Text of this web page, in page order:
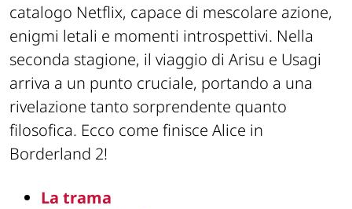
catalogo Netflix, capace di mescolare azione,
enigmi letali e momenti introspettivi. Nella
seconda stagione, il viaggio di Arisu e Usagi
arriva a un punto cruciale, portando a una
rivelazione tanto sorprendente quanto
filosofica. Ecco come finisce Alice in
Borderland 2!
La trama